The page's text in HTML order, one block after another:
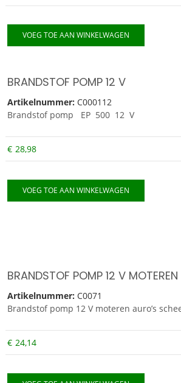
VOEG TOE AAN WINKELWAGEN
BRANDSTOF POMP 12 V
Artikelnummer: C000112
Brandstof pomp EP 500 12 V
€ 28,98
VOEG TOE AAN WINKELWAGEN
Artikelnummer: C0071
Brandstof pomp 12 V moteren auro’s
€ 24,14